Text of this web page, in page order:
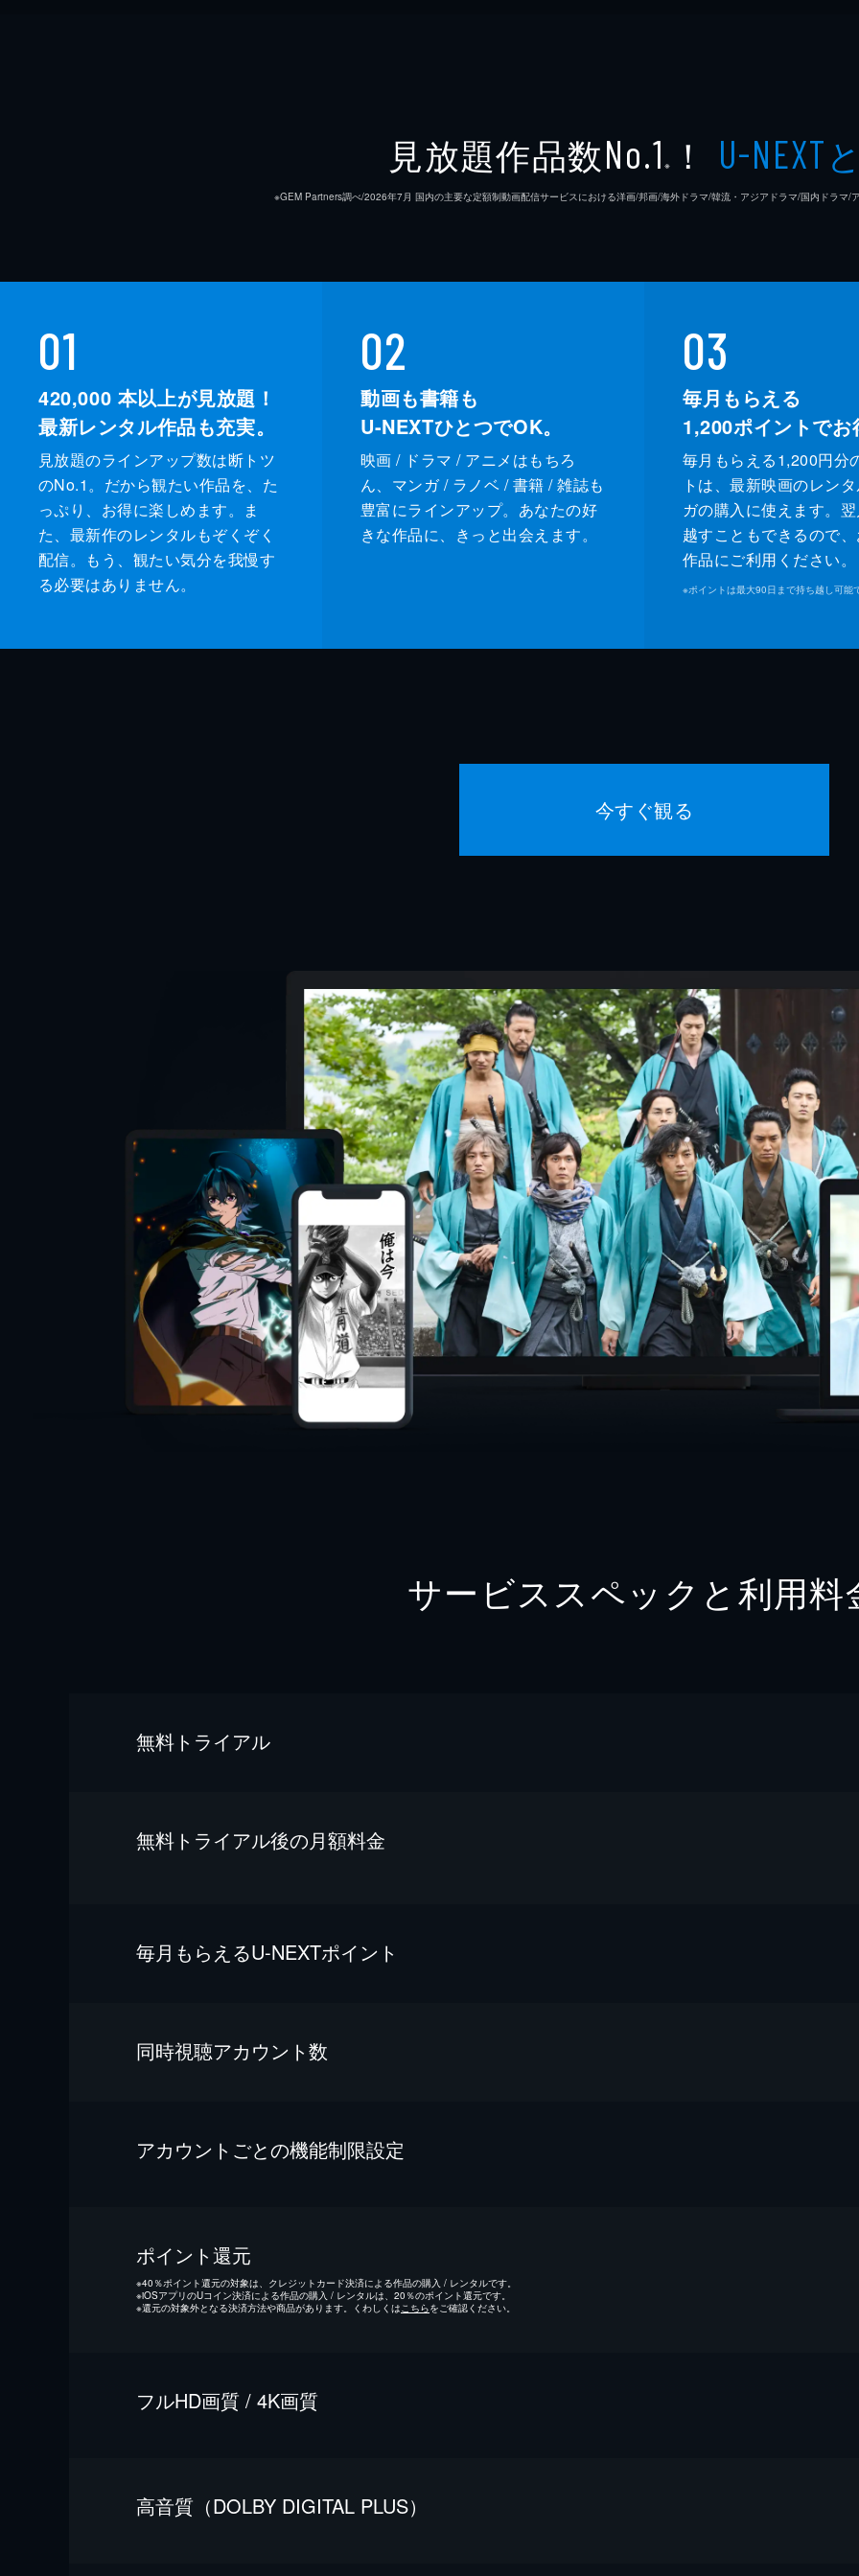
見放題作品数No.1 ※ ！ U-NEXT
※GEM Partners調べ/2026年7⽉ 国内の主要な定額制動画配信サービスにおける洋画/邦画/海外ドラマ/韓流・アジアドラマ/国内ドラマ/
01
420,000 本以上が見放題！
最新レンタル作品も充実。
見放題のラインアップ数は断トツ
のNo.1。だから観たい作品を、た
っぷり、お得に楽しめます。ま
た、最新作のレンタルもぞくぞく
配信。もう、観たい気分を我慢す
る必要はありません。
02
動画も書籍も
U-NEXTひとつでOK。
映画 / ドラマ / アニメはもちろ
ん、マンガ / ラノベ / 書籍 / 雑誌も
豊富にラインアップ。あなたの好
きな作品に、きっと出会えます。
03
毎月もらえる
1,200ポイントでお
毎月もらえる1,200円分
トは、最新映画のレン
ガの購入に使えます。
越すこともできるので
作品にご利用ください。
※ポイントは最大90日まで持ち越し可能
今すぐ観る
サービススペックと利用料
無料トライアル
無料トライアル後の⽉額料金
毎⽉もらえるU-NEXTポイント
同時視聴アカウント数
アカウントごとの機能制限設定
ポイント還元
※40％ポイント還元の対象は、クレジットカード決済による作品の購入 / レンタルです。
※iOSアプリのUコイン決済による作品の購入 / レンタルは、20％のポイント還元です。
※還元の対象外となる決済方法や商品があります。くわしくはこちらをご確認ください。
フルHD画質 / 4K画質
⾼⾳質（DOLBY DIGITAL PLUS）